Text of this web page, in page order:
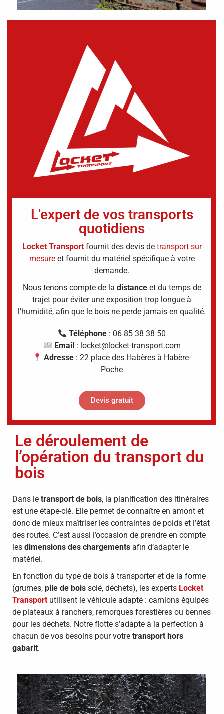
L'expert de vos transports
quotidiens
Locket Transportfournit des devis de transport sur
mesureet fournit du matériel spécifique à votre
demande.
Nous tenons compte de la distanceet du temps de
trajet pour éviter une exposition trop longue à
l’humidité, afin que le bois ne perde jamais en qualité.
Téléphone : 06 85 38 38 50
Email : locket@locket-transport.com
Adresse : 22 place des Habères à Habère-
Poche
Devis gratuit
Le déroulement de
l’opération du transport du
bois
Dans le transport de bois, la planification des itinéraires
est une étape-clé. Elle permet de connaître en amont et
donc de mieux maîtriser les contraintes de poids et l’état
des routes. C’est aussi l’occasion de prendre en compte
les dimensions des chargements afin d’adapter le
matériel.
En fonction du type de bois à transporter et de la forme
(grumes, pile de bois scié, déchets), les experts Locket
Transport utilisent le véhicule adapté : camions équipés
de plateaux à ranchers, remorques forestières ou bennes
pour les déchets. Notre flotte s’adapte à la perfection à
chacun de vos besoins pour votre transport hors
gabarit.